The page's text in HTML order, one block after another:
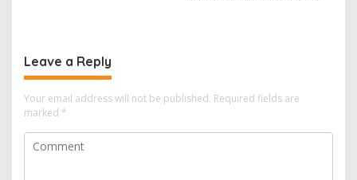
Leave a Reply
Your email address will not be published. Required fields are
marked *